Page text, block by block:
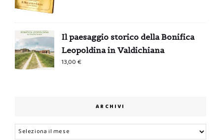
Il paesaggio storico della Bonifica
Leopoldina in Valdichiana
13,00€
ARCHIVI
Archivi